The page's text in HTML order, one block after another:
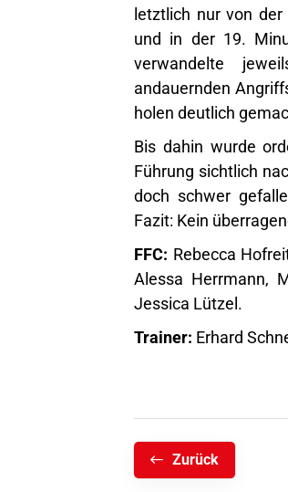
letztlich nur von
und in der 19.
verwandelte
andauernden
holen deutlich
Bis dahin wurde
Führung sichtlich
doch schwer
Fazit: Kein
FFC: Rebecca
Alessa Herrmann,
Jessica Lützel.
Trainer: Erhard
Zurück